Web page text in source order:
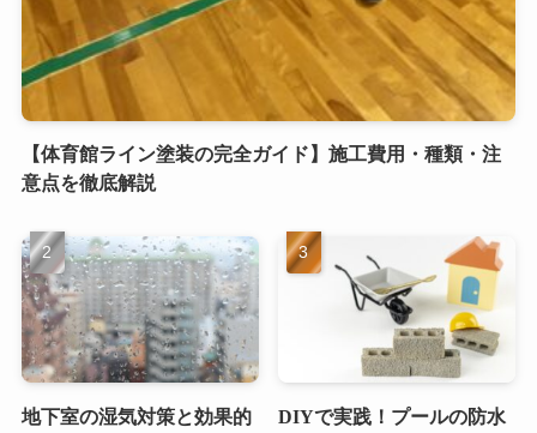
【体育館ライン塗装の完全ガイド】施工費用・種類・注
意点を徹底解説
地下室の湿気対策と効果的
DIYで実践！プールの防水